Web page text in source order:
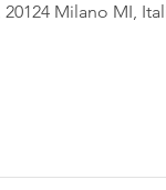
Milano MI,